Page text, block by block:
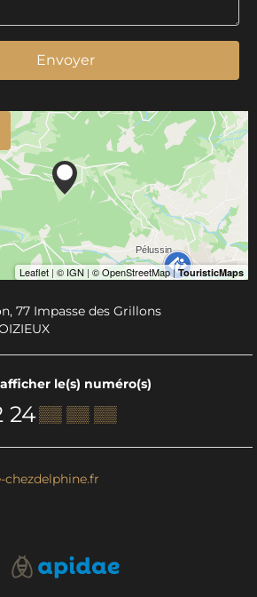
Envoyer
77 Impasse des Grillons
le(s) numéro(s)
24▒▒ ▒▒ ▒▒
chezdelphine.fr